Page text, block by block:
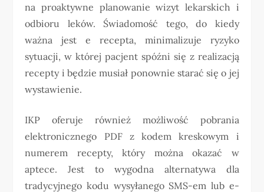
na proaktywne planowanie wizyt lekarskich i
odbioru leków. Świadomość tego, do kiedy
ważna jest e recepta, minimalizuje ryzyko
sytuacji, w której pacjent spóźni się z realizacją
recepty i będzie musiał ponownie starać się o jej
wystawienie.
IKP oferuje również możliwość pobrania
elektronicznego PDF z kodem kreskowym i
numerem recepty, który można okazać w
aptece. Jest to wygodna alternatywa dla
tradycyjnego kodu wysyłanego SMS-em lub e-